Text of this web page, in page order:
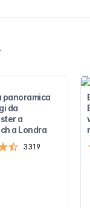
panoramica
da
a
a Londra
3319